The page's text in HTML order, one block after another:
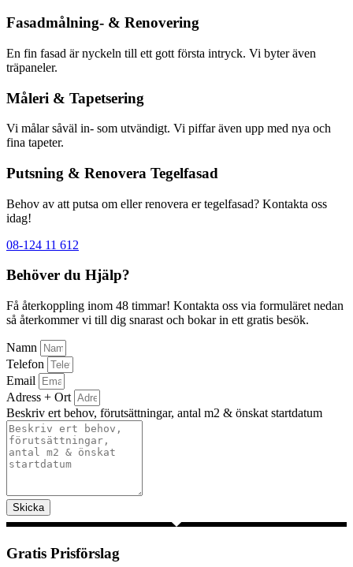
Fasadmålning- & Renovering
En fin fasad är nyckeln till ett gott första intryck. Vi byter även
träpaneler.
Måleri & Tapetsering
Vi målar såväl in- som utvändigt. Vi piffar även upp med nya och
fina tapeter.
Putsning & Renovera Tegelfasad
Behov av att putsa om eller renovera er tegelfasad? Kontakta oss
idag!
08-124 11 612
Behöver du Hjälp?
Få återkoppling inom 48 timmar! Kontakta oss via formuläret nedan
så återkommer vi till dig snarast och bokar in ett gratis besök.
Namn
Telefon
Email
Adress + Ort
Beskriv ert behov, förutsättningar, antal m2 & önskat startdatum
Skicka
Gratis Prisförslag